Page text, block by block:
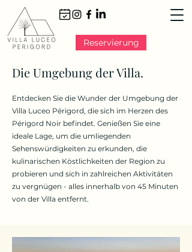
Reservierung
Die Umgebung der Villa.
Entdecken Sie die Wunder der Umgebung der
Villa Luceo Périgord, die sich im Herzen des
Périgord Noir befindet. Genießen Sie eine
ideale Lage, um die umliegenden
Sehenswürdigkeiten zu erkunden, die
kulinarischen Köstlichkeiten der Region zu
probieren und sich in zahlreichen Aktivitäten
zu vergnügen - alles innerhalb von 45 Minuten
von der Villa entfernt.